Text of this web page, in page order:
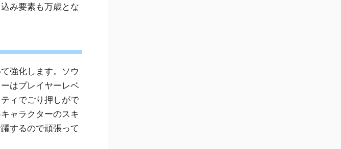
み要素も万歳とな
強化します。ソウ
はプレイヤーレベ
ィでごり押しがで
ャラクターのスキ
するので頑張って